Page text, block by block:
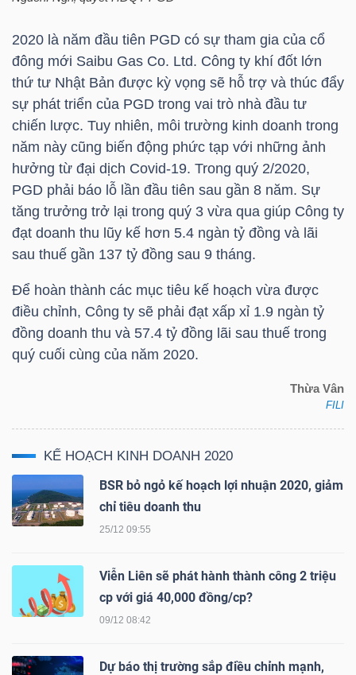
2020 là năm đầu tiên PGD có sự tham gia của cổ
đông mới Saibu Gas Co. Ltd. Công ty khí đốt lớn
thứ tư Nhật Bản được kỳ vọng sẽ hỗ trợ và thúc đẩy
sự phát triển của PGD trong vai trò nhà đầu tư
chiến lược. Tuy nhiên, môi trường kinh doanh trong
năm này cũng biến động phức tạp với những ảnh
hưởng từ đại dịch Covid-19. Trong quý 2/2020,
PGD phải báo lỗ lần đầu tiên sau gần 8 năm. Sự
tăng trưởng trở lại trong quý 3 vừa qua giúp Công ty
đạt doanh thu lũy kế hơn 5.4 ngàn tỷ đồng và lãi
sau thuế gần 137 tỷ đồng sau 9 tháng.
Để hoàn thành các mục tiêu kế hoạch vừa được
điều chỉnh, Công ty sẽ phải đạt xấp xỉ 1.9 ngàn tỷ
đồng doanh thu và 57.4 tỷ đồng lãi sau thuế trong
quý cuối cùng của năm 2020.
Thừa Vân
FILI
KẾ HOẠCH KINH DOANH 2020
BSR bỏ ngỏ kế hoạch lợi nhuận 2020, giảm
chỉ tiêu doanh thu
25/12 09:55
Viễn Liên sẽ phát hành thành công 2 triệu
cp với giá 40,000 đồng/cp?
09/12 08:42
Dự báo thị trường sắp điều chỉnh mạnh,
DƯƠNG
TÀI
CHÍNH
PHÂN
VIETSTOCKFINANCE
NGÀNH
DOANH
NGHIỆP
CỔ